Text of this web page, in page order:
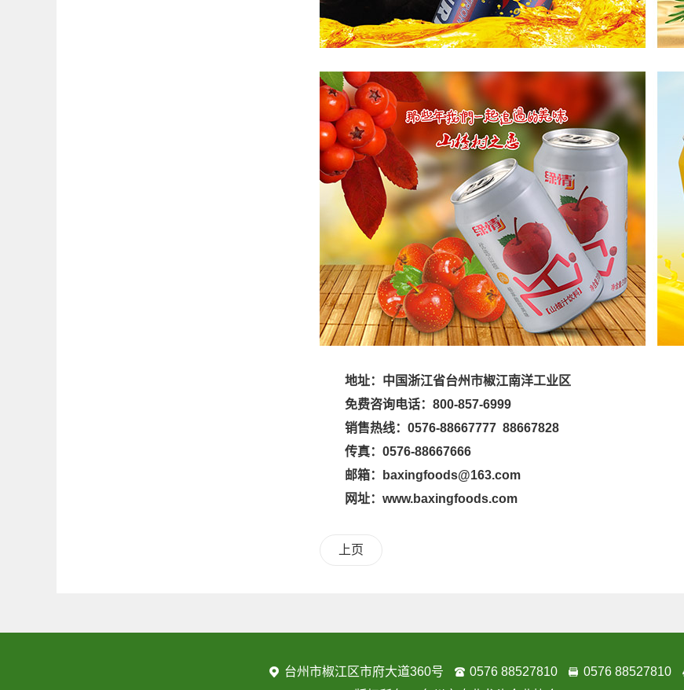
地址：中国浙江省台州市椒江南洋工业区
免费咨询电话：800-857-6999
销售热线：0576-88667777 88667828
传真：0576-88667666
邮箱：baxingfoods@163.com
网址：www.baxingfoods.com
上页
台州市椒江区市府大道360号 0576 88527810 0576 88527810